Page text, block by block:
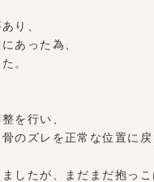
り、
あった為、
。
を行い、
のズレを正常な位置に戻
したが、まだまだ抱っ